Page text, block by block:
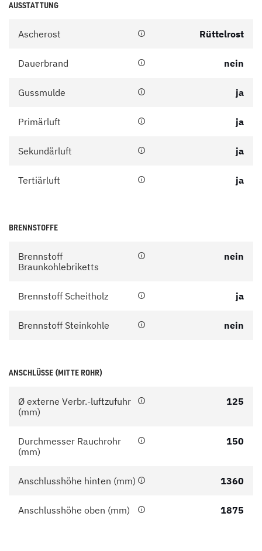
AUSSTATTUNG
Ascherost Rüttelrost
Dauerbrand nein
Gussmulde ja
Primärluft ja
Sekundärluft ja
Tertiärluft ja
BRENNSTOFFE
Brennstoff
Braunkohlebriketts
nein
Brennstoff Scheitholz ja
Brennstoff Steinkohle nein
ANSCHLÜSSE (MITTE ROHR)
Ø externe Verbr.-luftzufuhr
(mm)
125
Durchmesser Rauchrohr
(mm)
150
Anschlusshöhe hinten (mm) 1360
Anschlusshöhe oben (mm) 1875